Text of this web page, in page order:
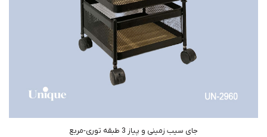
جای سیب زمینی و پیاز 3 طبقه توری-مربع